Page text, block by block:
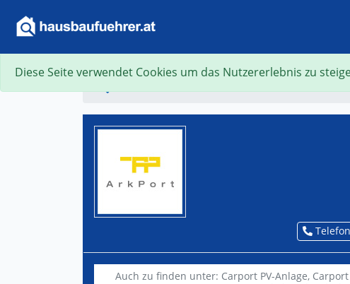
Auch zu finden unter: Carport PV-Anlage,
Diese Seite verwendet Cookies um das Nutzererlebnis zu